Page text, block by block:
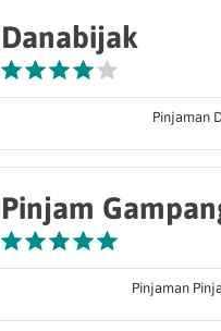
Danabijak
Pinjaman
Pinjam
Pinjaman